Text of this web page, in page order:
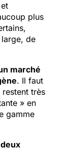
plus
large, de
marché
. Il faut
très
» en
gamme